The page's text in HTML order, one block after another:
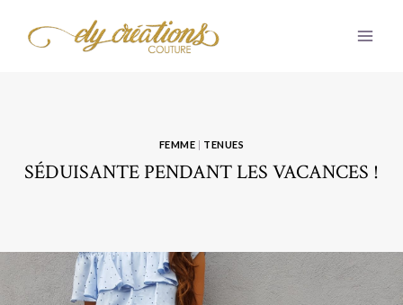
FEMME TENUES
SÉDUISANTE PENDANT LES VACANCES !